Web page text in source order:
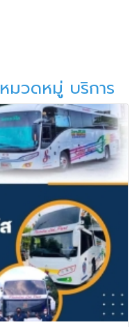
มวดหมู่ บริการ